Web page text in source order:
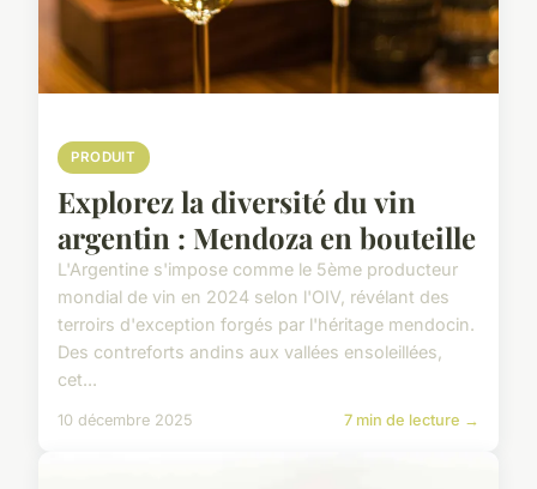
PRODUIT
Explorez la diversité du vin
argentin : Mendoza en bouteille
L'Argentine s'impose comme le 5ème producteur
mondial de vin en 2024 selon l'OIV, révélant des
terroirs d'exception forgés par l'héritage mendocin.
Des contreforts andins aux vallées ensoleillées,
cet...
10 décembre 2025 7 min de lecture →